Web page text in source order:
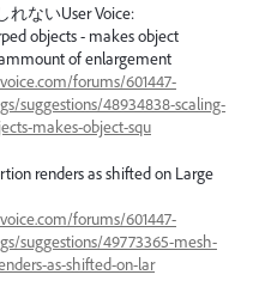
ないUser Voice:
objects - makes object
of enlargement
forums/601447-
suggestions/48934838-scaling-
makes-object-squ
renders as shifted on Large
forums/601447-
suggestions/49773365-mesh-
as-shifted-on-lar